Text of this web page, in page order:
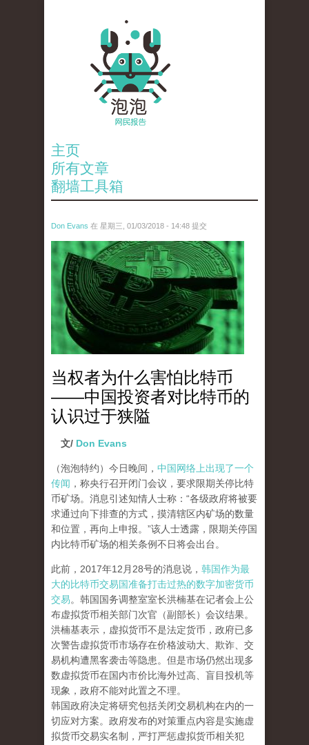
主页
所有文章
翻墙工具箱
Don Evans 在 星期三, 01/03/2018 - 14:48 提交
wechatimg787.jpeg
当权者为什么害怕比特币
——中国投资者对比特币的
认识过于狭隘
文/ Don Evans
（泡泡特约） 今日晚间， 中国网络上出现了一个
传闻 ，称央行召开闭门会议，要求限期关停比特
币矿场。消息引述知情人士称：“各级政府将被要
求通过向下排查的方式，摸清辖区内矿场的数量
和位置，再向上申报。”该人士透露，限期关停国
内比特币矿场的相关条例不日将会出台。
此前，2017年12月28号的消息说， 韩国作为最
大的比特币交易国准备打击过热的数字加密货币
交易。韩国国务调整室室长洪楠基在记者会上公
布虚拟货币相关部门次官（副部长）会议结果。
洪楠基表示，虚拟货币不是法定货币，政府已多
次警告虚拟货币市场存在价格波动大、欺诈、交
易机构遭黑客袭击等隐患。但是市场仍然出现多
数虚拟货币在国内市价比海外过高、盲目投机等
现象，政府不能对此置之不理。
韩国政府决定将研究包括关闭交易机构在内的一
切应对方案。政府发布的对策重点内容是实施虚
拟货币交易实名制，严打严惩虚拟货币相关犯